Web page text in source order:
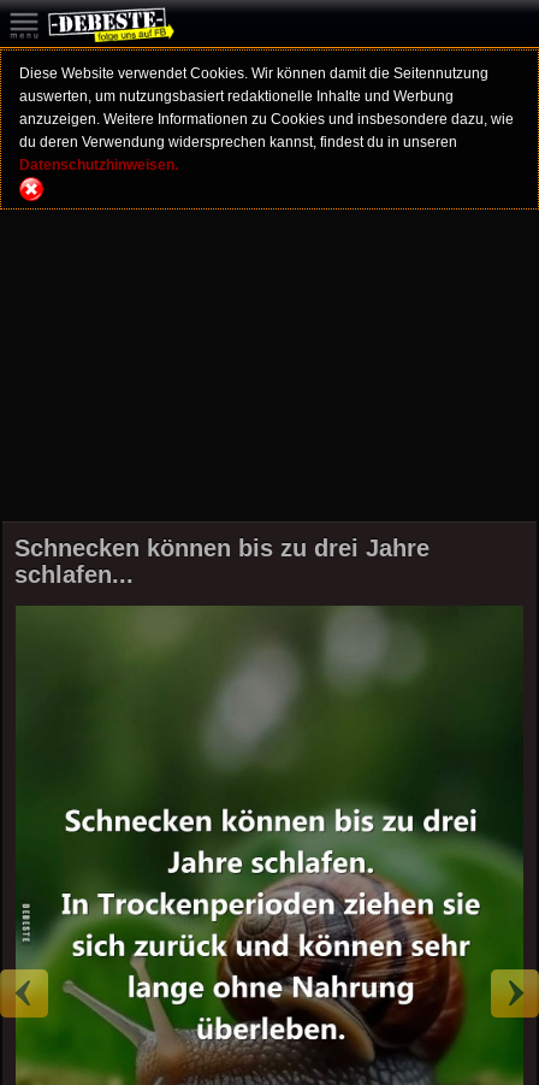
Diese Website verwendet Cookies. Wir können damit die Seitennutzung
auswerten, um nutzungsbasiert redaktionelle Inhalte und Werbung
anzuzeigen. Weitere Informationen zu Cookies und insbesondere dazu, wie
du deren Verwendung widersprechen kannst, findest du in unseren
Datenschutzhinweisen.
Schnecken können bis zu drei Jahre
schlafen...